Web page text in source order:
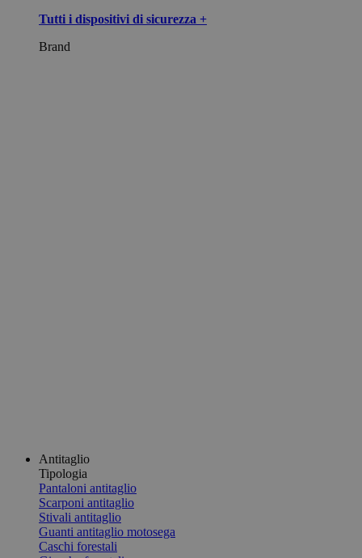
Tutti i dispositivi di sicurezza +
Brand
Antitaglio
Tipologia
Pantaloni antitaglio
Scarponi antitaglio
Stivali antitaglio
Guanti antitaglio motosega
Caschi forestali